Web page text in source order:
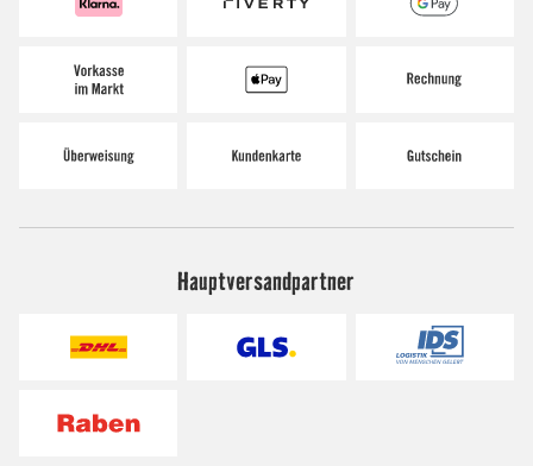
Hauptversandpartner